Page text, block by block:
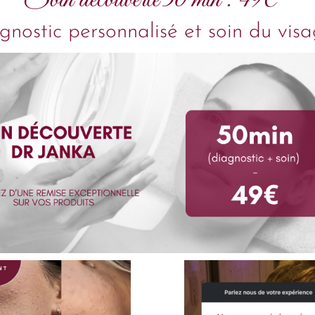
personnalisé et soin du